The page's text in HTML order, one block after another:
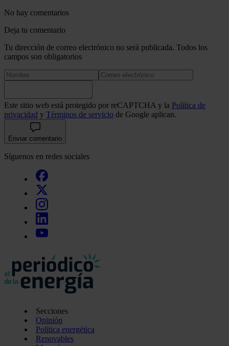
No hay comentarios
Deja tu comentario
Tu dirección de correo electrónico no será publicada. Todos los
campos son obligatorios
Este sitio web está protegido por reCAPTCHA y la Política de
privacidad y Términos de servicio de Google aplican.
Enviar comentario
Síguenos en redes sociales
Secciones
Opinión
Política energética
Renovables